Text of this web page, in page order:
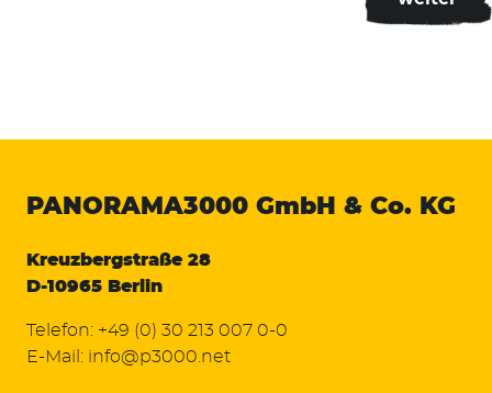
PANORAMA3000 GmbH & Co. KG
Kreuzbergstraße 28
D-10965 Berlin
Telefon: +49 (0) 30 213 007 0-0
E-Mail: info@p3000.net